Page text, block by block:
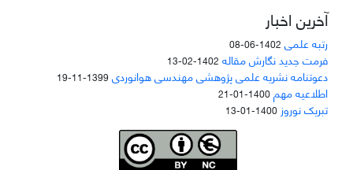
آخرین اخبار
رتبه علمی 1402-06-08
فرمت جدید نگارش مقاله 1402-02-13
دعوتنامه نشریه علمی پژوهشی مهندسی هوانوردی1399-11-19
اطلاعیه مهم1400-01-21
تبریک نوروز 1400-01-13